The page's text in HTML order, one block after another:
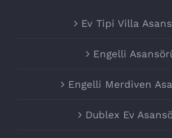
Ev Tipi Villa
Engelli
Engelli Merdiven
Dublex Ev